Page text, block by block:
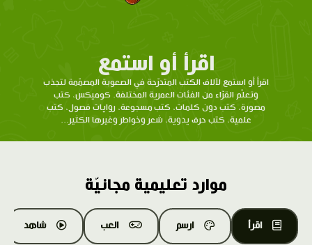
اقرأ أو استمع
اقرأ أو استمع لآلاف الكتب المتدرّحة في الصعوبة المصمّمة لتجذب
وتعلّم القرّاء من الفئات العمرية المختلفة. كوميكس، كتب
مصورة، كتب دون كلمات، كتب مسجوعة، روايات فصول، كتب
علمية، كتب حرف يدوية، شعر وخواطر وغيرها الكثير...
موارد تعليمية مجانيّة
اقرأ ارسم العب شاهد